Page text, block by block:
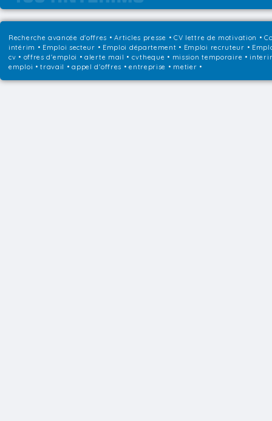
Recherche avancée d'offres •Articles presse • CV lettre de motivation •
intérim • Emploi secteur • Emploi département • Emploi recruteur •
cv • offres d'emploi • alerte mail • cvtheque • mission temporaire •
emploi • travail • appel d'offres • entreprise • metier •